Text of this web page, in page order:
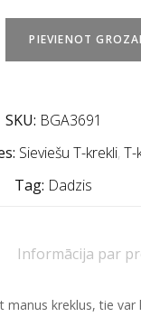
PIEVIENOT
SKU: BGA3691
Sieviešu T-krekli, T-
Tag: Dadzis
Informācija par
manus kreklus, tie